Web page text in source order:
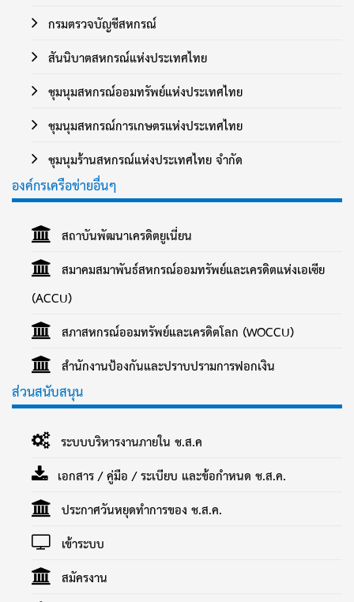
กรมตรวจบัญชีสหกรณ์
สันนิบาตสหกรณ์แห่งประเทศไทย
ชุมนุมสหกรณ์ออมทรัพย์แห่งประเทศไทย
ชุมนุมสหกรณ์การเกษตรแห่งประเทศไทย
ชุมนุมร้านสหกรณ์แห่งประเทศไทย จำกัด
องค์กรเครือข่ายอื่นๆ
สถาบันพัฒนาเครดิตยูเนี่ยน
สมาคมสมาพันธ์สหกรณ์ออมทรัพย์และเครดิตแห่งเอเซีย
(ACCU)
สภาสหกรณ์ออมทรัพย์และเครดิตโลก (WOCCU)
สำนักงานป้องกันและปราบปรามการฟอกเงิน
ส่วนสนับสนุน
ระบบบริหารงานภายใน ช.ส.ค
เอกสาร / คู่มือ / ระเบียบ และข้อกำหนด ช.ส.ค.
ประกาศวันหยุดทำการของ ช.ส.ค.
เข้าระบบ
สมัครงาน